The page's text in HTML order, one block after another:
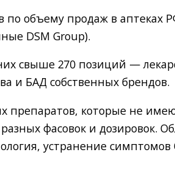
по объему продаж в аптеках
DSM Group).
свыше 270 позиций —
и БАД собственных брендов.
препаратов, которые не
фасовок и дозировок.
устранение